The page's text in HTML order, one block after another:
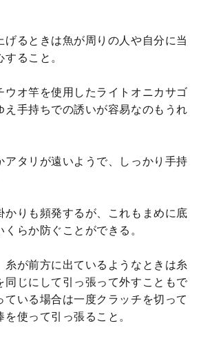
げるときは魚が周りの人や自分に当
ること。
ウオ竿を使用したライトオニカサゴ
え手持ちでの誘いが容易なのもうれ
アタリが遠いようで、しっかり手持
かりも頻発するが、これもまめに底
らか防ぐことができる。
糸が前方に出ているようなときは糸
同じにして引っ張って外すこともで
ている場合は一度クラッチを切って
使って引っ張ること。